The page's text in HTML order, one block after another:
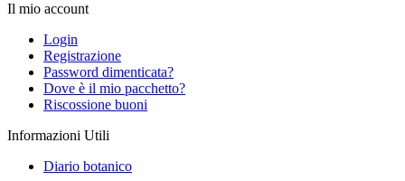
Il mio account
Login
Registrazione
Password dimenticata?
Dove è il mio pacchetto?
Riscossione buoni
Informazioni Utili
Diario botanico